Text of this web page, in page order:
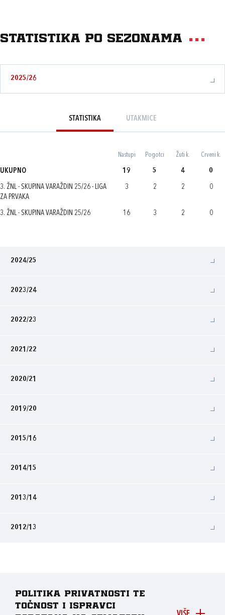
Statistika po sezonama
2025/26
STATISTIKA UTAKMICE
Nastupi Pogotci Žuti k. Crveni k.
UKUPNO 19 5 4 0
3. ŽNL - SKUPINA VARAŽDIN 25/26 - LIGA
ZA PRVAKA
3 2 2 0
3. ŽNL - SKUPINA VARAŽDIN 25/26 16 3 2 0
2024/25
2023/24
2022/23
2021/22
2020/21
2019/20
2015/16
2014/15
2013/14
2012/13
Politika privatnosti te
točnost i ispravci